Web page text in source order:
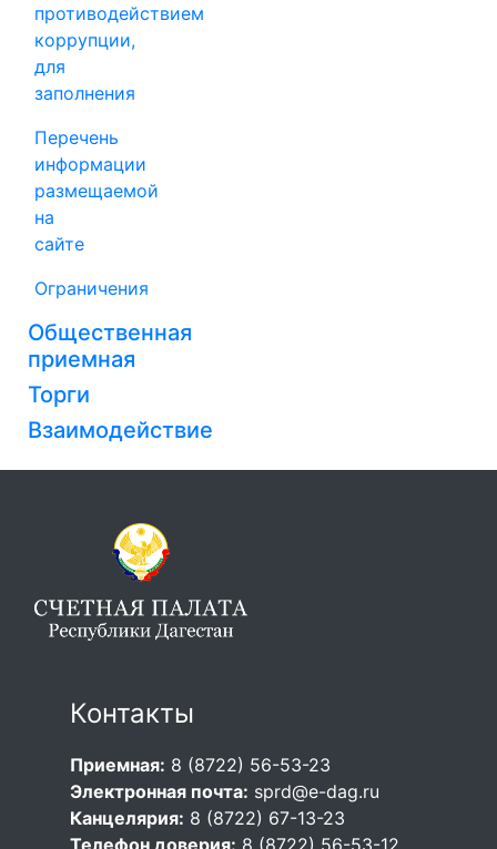
противодействием
коррупции,
для
заполнения
Перечень
информации
размещаемой
на
сайте
Ограничения
Общественная
приемная
Торги
Взаимодействие
Контакты
Приемная: 8 (8722) 56-53-23
Электронная почта: sprd@e-dag.ru
Канцелярия: 8 (8722) 67-13-23